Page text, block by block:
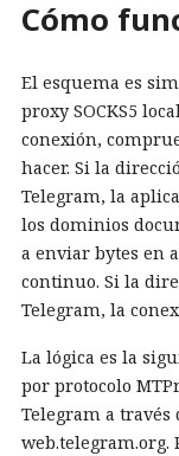
Cómo
El esquema es
proxy SOCKS5
conexión,
hacer. Si la
Telegram, la
los dominios
a enviar bytes en
continuo. Si la
Telegram, la
La lógica es la
por protocolo
Telegram a través
web.telegram.org.